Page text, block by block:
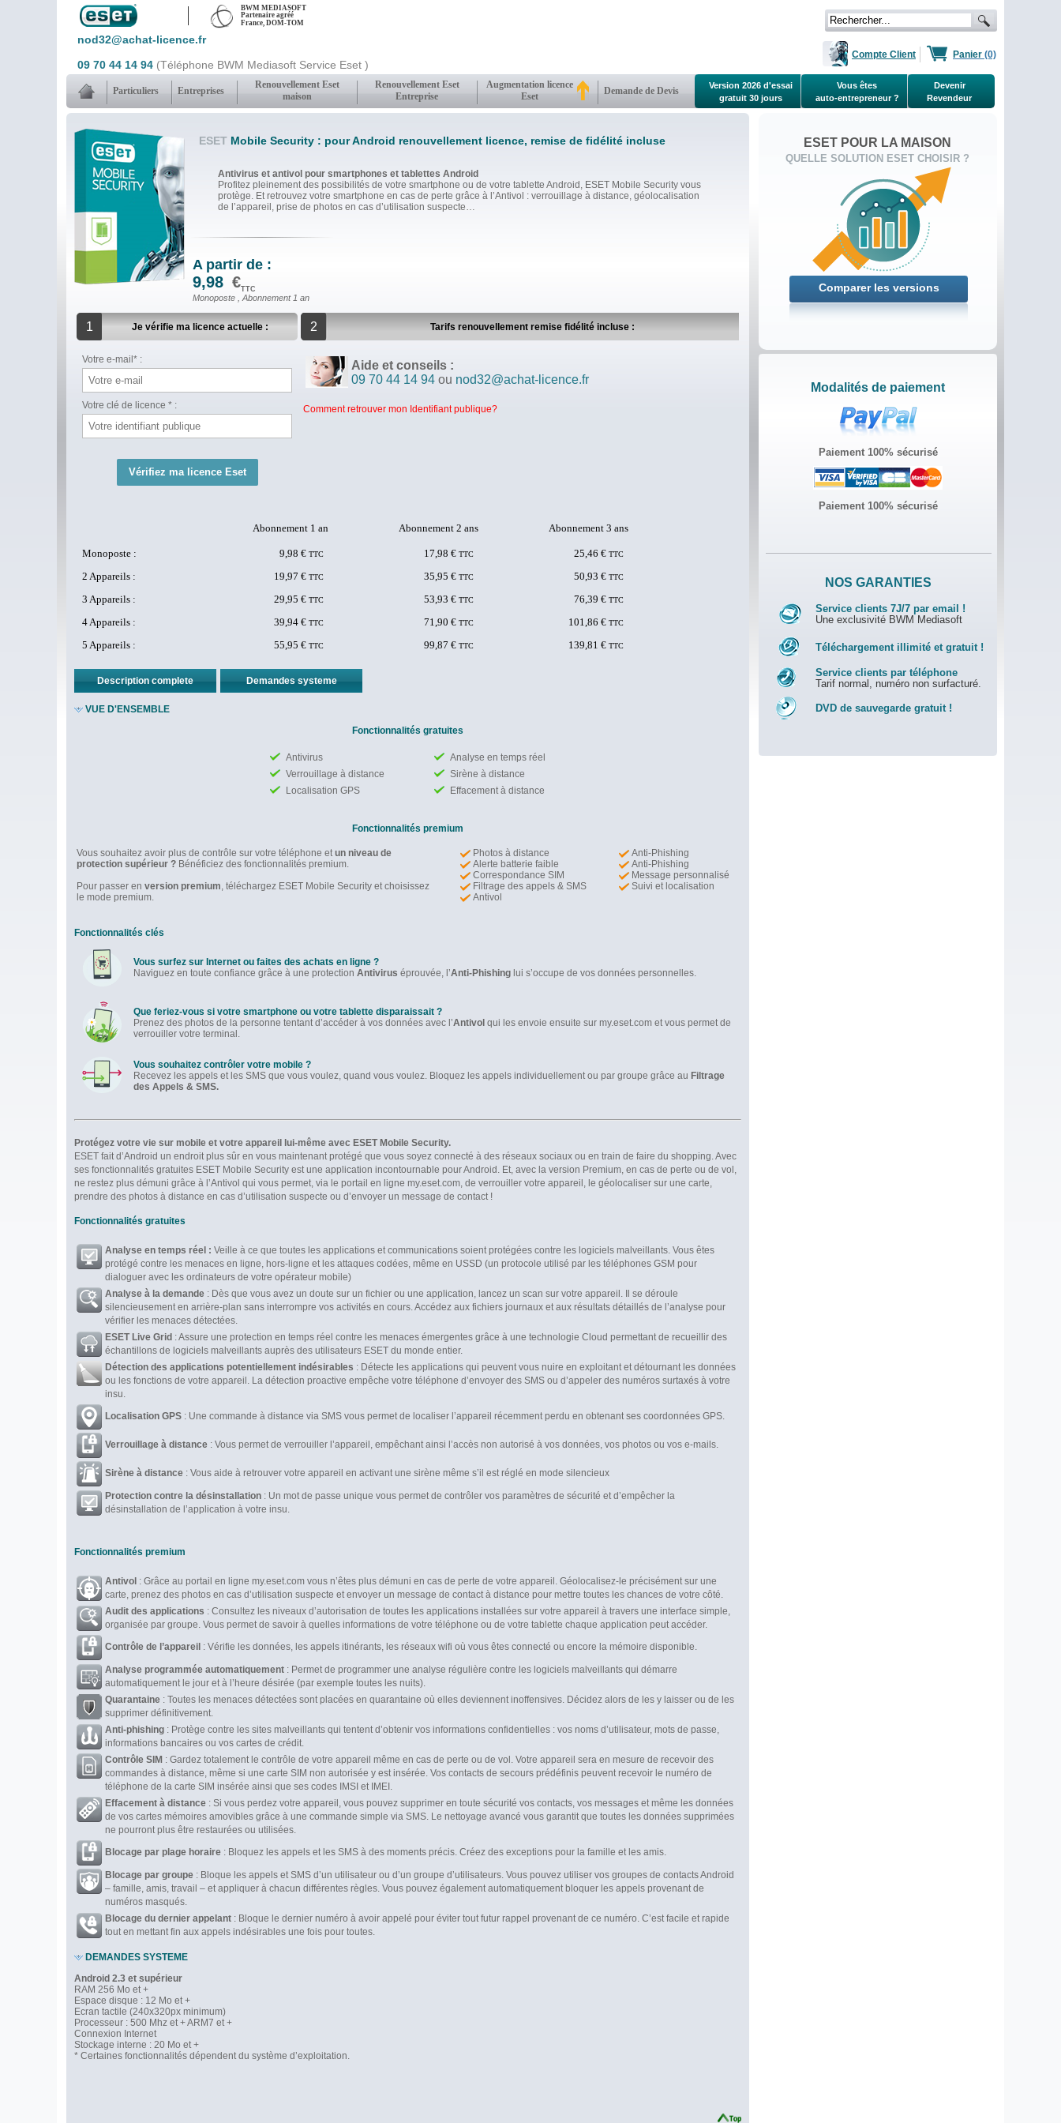
BWM MEDIASOFT
Partenaire agréé
France, DOM-TOM
nod32@achat-licence.fr
09 70 44 14 94 (Téléphone BWM Mediasoft Service Eset )
Compte Client Panier (0)
Particuliers Entreprises
Renouvellement Eset
maison
Renouvellement Eset
Entreprise
Augmentation licence
Eset
Demande de Devis
Version 2026 d'essai
gratuit 30 jours
Vous êtes
auto-entrepreneur ?
Devenir
Revendeur
ESET Mobile Security : pour Android renouvellement licence, remise de fidélité incluse
Antivirus et antivol pour smartphones et tablettes Android
Profitez pleinement des possibilités de votre smartphone ou de votre tablette Android, ESET Mobile Security vous
protège. Et retrouvez votre smartphone en cas de perte grâce à l’Antivol : verrouillage à distance, géolocalisation
de l’appareil, prise de photos en cas d’utilisation suspecte…
A partir de :
9,98 €TTC
Monoposte , Abonnement 1 an
1 Je vérifie ma licence actuelle : 2 Tarifs renouvellement remise fidélité incluse :
Votre e-mail* :
Votre clé de licence * :
Aide et conseils :
09 70 44 14 94 ou nod32@achat-licence.fr
Comment retrouver mon Identifiant publique?
Abonnement 1 an Abonnement 2 ans Abonnement 3 ans
Monoposte : 9,98 € TTC 17,98 € TTC 25,46 € TTC
2 Appareils : 19,97 € TTC 35,95 € TTC 50,93 € TTC
3 Appareils : 29,95 € TTC 53,93 € TTC 76,39 € TTC
4 Appareils : 39,94 € TTC 71,90 € TTC 101,86 € TTC
5 Appareils : 55,95 € TTC 99,87 € TTC 139,81 € TTC
Description complete Demandes systeme
VUE D'ENSEMBLE
Fonctionnalités gratuites
Antivirus
Analyse en temps réel
Verrouillage à distance
Sirène à distance
Localisation GPS
Effacement à distance
Fonctionnalités premium
Vous souhaitez avoir plus de contrôle sur votre téléphone etun niveau de
protection supérieur ? Bénéficiez des fonctionnalités premium.
Pour passer en version premium, téléchargez ESET Mobile Security et choisissez
le mode premium.
Photos à distance
Alerte batterie faible
Correspondance SIM
Filtrage des appels & SMS
Antivol
Anti-Phishing
Anti-Phishing
Message personnalisé
Suivi et localisation
Fonctionnalités clés
Vous surfez sur Internet ou faites des achats en ligne ?
Naviguez en toute confiance grâce à une protection Antivirus éprouvée, l’Anti-Phishing lui s’occupe de vos données personnelles.
Que feriez-vous si votre smartphone ou votre tablette disparaissait ?
Prenez des photos de la personne tentant d’accéder à vos données avec l’Antivol qui les envoie ensuite sur my.eset.com et vous permet de
verrouiller votre terminal.
Vous souhaitez contrôler votre mobile ?
Recevez les appels et les SMS que vous voulez, quand vous voulez. Bloquez les appels individuellement ou par groupe grâce au Filtrage
des Appels & SMS.
Protégez votre vie sur mobile et votre appareil lui-même avec ESET Mobile Security.
ESET fait d’Android un endroit plus sûr en vous maintenant protégé que vous soyez connecté à des réseaux sociaux ou en train de faire du shopping. Avec
ses fonctionnalités gratuites ESET Mobile Security est une application incontournable pour Android. Et, avec la version Premium, en cas de perte ou de vol,
ne restez plus démuni grâce à l’Antivol qui vous permet, via le portail en ligne my.eset.com, de verrouiller votre appareil, le géolocaliser sur une carte,
prendre des photos à distance en cas d’utilisation suspecte ou d’envoyer un message de contact !
Fonctionnalités gratuites
Analyse en temps réel : Veille à ce que toutes les applications et communications soient protégées contre les logiciels malveillants. Vous êtes
protégé contre les menaces en ligne, hors-ligne et les attaques codées, même en USSD (un protocole utilisé par les téléphones GSM pour
dialoguer avec les ordinateurs de votre opérateur mobile)
Analyse à la demande : Dès que vous avez un doute sur un fichier ou une application, lancez un scan sur votre appareil. Il se déroule
silencieusement en arrière-plan sans interrompre vos activités en cours. Accédez aux fichiers journaux et aux résultats détaillés de l’analyse pour
vérifier les menaces détectées.
ESET Live Grid : Assure une protection en temps réel contre les menaces émergentes grâce à une technologie Cloud permettant de recueillir des
échantillons de logiciels malveillants auprès des utilisateurs ESET du monde entier.
Détection des applications potentiellement indésirables : Détecte les applications qui peuvent vous nuire en exploitant et détournant les données
ou les fonctions de votre appareil. La détection proactive empêche votre téléphone d’envoyer des SMS ou d’appeler des numéros surtaxés à votre
insu.
Localisation GPS : Une commande à distance via SMS vous permet de localiser l’appareil récemment perdu en obtenant ses coordonnées GPS.
Verrouillage à distance : Vous permet de verrouiller l’appareil, empêchant ainsi l’accès non autorisé à vos données, vos photos ou vos e-mails.
Sirène à distance : Vous aide à retrouver votre appareil en activant une sirène même s’il est réglé en mode silencieux
Protection contre la désinstallation : Un mot de passe unique vous permet de contrôler vos paramètres de sécurité et d’empêcher la
désinstallation de l’application à votre insu.
Fonctionnalités premium
Antivol : Grâce au portail en ligne my.eset.com vous n’êtes plus démuni en cas de perte de votre appareil. Géolocalisez-le précisément sur une
carte, prenez des photos en cas d’utilisation suspecte et envoyer un message de contact à distance pour mettre toutes les chances de votre côté.
Audit des applications : Consultez les niveaux d’autorisation de toutes les applications installées sur votre appareil à travers une interface simple,
organisée par groupe. Vous permet de savoir à quelles informations de votre téléphone ou de votre tablette chaque application peut accéder.
Contrôle de l’appareil : Vérifie les données, les appels itinérants, les réseaux wifi où vous êtes connecté ou encore la mémoire disponible.
Analyse programmée automatiquement : Permet de programmer une analyse régulière contre les logiciels malveillants qui démarre
automatiquement le jour et à l’heure désirée (par exemple toutes les nuits).
Quarantaine : Toutes les menaces détectées sont placées en quarantaine où elles deviennent inoffensives. Décidez alors de les y laisser ou de les
supprimer définitivement.
Anti-phishing : Protège contre les sites malveillants qui tentent d’obtenir vos informations confidentielles : vos noms d’utilisateur, mots de passe,
informations bancaires ou vos cartes de crédit.
Contrôle SIM : Gardez totalement le contrôle de votre appareil même en cas de perte ou de vol. Votre appareil sera en mesure de recevoir des
commandes à distance, même si une carte SIM non autorisée y est insérée. Vos contacts de secours prédéfinis peuvent recevoir le numéro de
téléphone de la carte SIM insérée ainsi que ses codes IMSI et IMEI.
Effacement à distance : Si vous perdez votre appareil, vous pouvez supprimer en toute sécurité vos contacts, vos messages et même les données
de vos cartes mémoires amovibles grâce à une commande simple via SMS. Le nettoyage avancé vous garantit que toutes les données supprimées
ne pourront plus être restaurées ou utilisées.
Blocage par plage horaire : Bloquez les appels et les SMS à des moments précis. Créez des exceptions pour la famille et les amis.
Blocage par groupe : Bloque les appels et SMS d’un utilisateur ou d’un groupe d’utilisateurs. Vous pouvez utiliser vos groupes de contacts Android
– famille, amis, travail – et appliquer à chacun différentes règles. Vous pouvez également automatiquement bloquer les appels provenant de
numéros masqués.
Blocage du dernier appelant : Bloque le dernier numéro à avoir appelé pour éviter tout futur rappel provenant de ce numéro. C’est facile et rapide
tout en mettant fin aux appels indésirables une fois pour toutes.
DEMANDES SYSTEME
Android 2.3 et supérieur
RAM 256 Mo et +
Espace disque : 12 Mo et +
Ecran tactile (240x320px minimum)
Processeur : 500 Mhz et + ARM7 et +
Connexion Internet
Stockage interne : 20 Mo et +
* Certaines fonctionnalités dépendent du système d’exploitation.
ESET POUR LA MAISON
QUELLE SOLUTION ESET CHOISIR ?
Comparer les versions
Modalités de paiement
Paiement 100% sécurisé
Paiement 100% sécurisé
NOS GARANTIES
Service clients 7J/7 par email !
Une exclusivité BWM Mediasoft
Téléchargement illimité et gratuit !
Service clients par téléphone
Tarif normal, numéro non surfacturé.
DVD de sauvegarde gratuit !